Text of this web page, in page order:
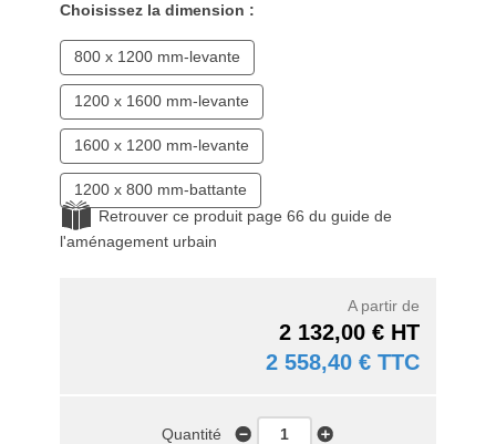
Choisissez la dimension :
800 x 1200 mm-levante
1200 x 1600 mm-levante
1600 x 1200 mm-levante
1200 x 800 mm-battante
Retrouver ce produit page 66 du guide de
l'aménagement urbain
A partir de
2 132,00 € HT
2 558,40 € TTC
Quantité